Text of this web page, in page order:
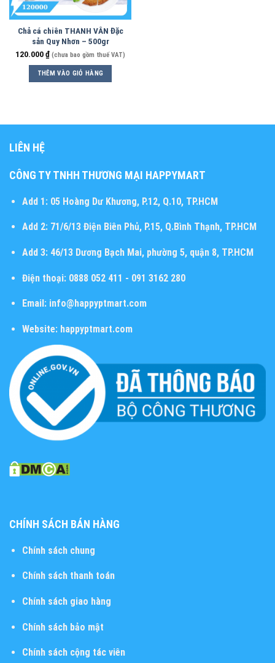
Chả cá chiên THANH VÂN Đặc
sản Quy Nhơn – 500gr
120.000₫ (chưa bao gồm thuế VAT)
THÊM VÀO GIỎ HÀNG
LIÊN HỆ
CÔNG TY TNHH THƯƠNG MẠI HAPPYMART
Add 1:05 Hoàng Dư Khương, P.12, Q.10, TP.HCM
Add 2:71/6/13 Điện Biên Phủ, P.15, Q.Bình Thạnh, TP.HCM
Add 3:46/13 Dương Bạch Mai, phường 5, quận 8, TP.HCM
Điện thoại:0888 052 411 - 091 3162 280
Email:info@happyptmart.com
Website: happyptmart.com
CHÍNH SÁCH BÁN HÀNG
Chính sách chung
Chính sách thanh toán
Chính sách giao hàng
Chính sách bảo mật
Chính sách cộng tác viên